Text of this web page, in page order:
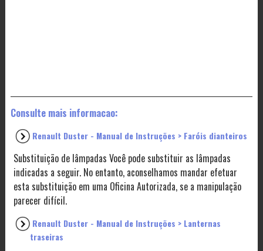
Consulte mais informacao:
Renault Duster - Manual de Instruções > Faróis dianteiros
Substituição de lâmpadas Você pode substituir as lâmpadas
indicadas a seguir. No entanto, aconselhamos mandar efetuar
esta substituição em uma Oficina Autorizada, se a manipulação
parecer difícil.
Renault Duster - Manual de Instruções > Lanternas
traseiras